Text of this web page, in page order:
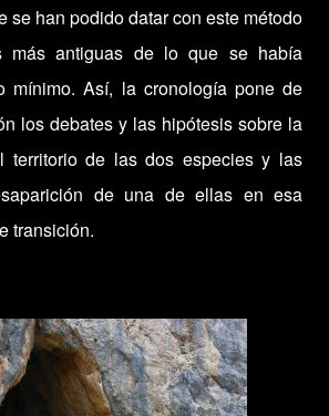
se han podido datar con este método
más antiguas de lo que se había
mínimo. Así, la cronología pone de
los debates y las hipótesis sobre la
territorio de las dos especies y las
de una de ellas en esa
transición.